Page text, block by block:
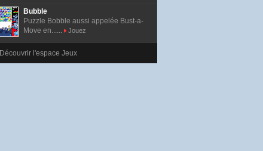
Bubble
Puzzle Bobble aussi appelée Bust-a-
Move en......
Jouez
Découvrir l'espace Jeux